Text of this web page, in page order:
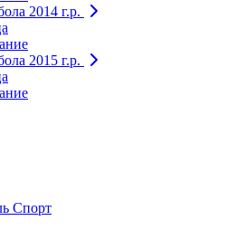
2014 г.р.
2015 г.р.